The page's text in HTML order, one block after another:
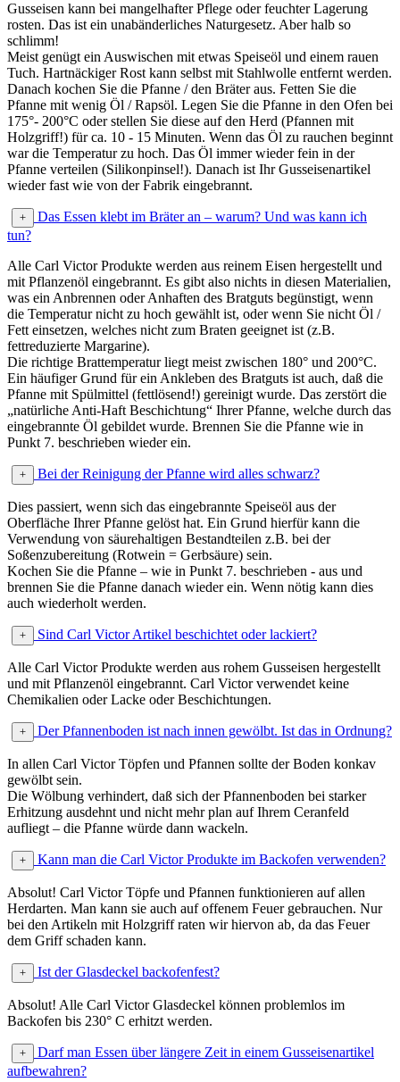
Gusseisen kann bei mangelhafter Pflege oder feuchter Lagerung
rosten. Das ist ein unabänderliches Naturgesetz. Aber halb so
schlimm!
Meist genügt ein Auswischen mit etwas Speiseöl und einem rauen
Tuch. Hartnäckiger Rost kann selbst mit Stahlwolle entfernt werden.
Danach kochen Sie die Pfanne / den Bräter aus. Fetten Sie die
Pfanne mit wenig Öl / Rapsöl. Legen Sie die Pfanne in den Ofen bei
175°- 200°C oder stellen Sie diese auf den Herd (Pfannen mit
Holzgriff!) für ca. 10 - 15 Minuten. Wenn das Öl zu rauchen beginnt
war die Temperatur zu hoch. Das Öl immer wieder fein in der
Pfanne verteilen (Silikonpinsel!). Danach ist Ihr Gusseisenartikel
wieder fast wie von der Fabrik eingebrannt.
Das Essen klebt im Bräter an – warum? Und was kann ich
tun?
Alle Carl Victor Produkte werden aus reinem Eisen hergestellt und
mit Pflanzenöl eingebrannt. Es gibt also nichts in diesen Materialien,
was ein Anbrennen oder Anhaften des Bratguts begünstigt, wenn
die Temperatur nicht zu hoch gewählt ist, oder wenn Sie nicht Öl /
Fett einsetzen, welches nicht zum Braten geeignet ist (z.B.
fettreduzierte Margarine).
Die richtige Brattemperatur liegt meist zwischen 180° und 200°C.
Ein häufiger Grund für ein Ankleben des Bratguts ist auch, daß die
Pfanne mit Spülmittel (fettlösend!) gereinigt wurde. Das zerstört die
„natürliche Anti-Haft Beschichtung“ Ihrer Pfanne, welche durch das
eingebrannte Öl gebildet wurde. Brennen Sie die Pfanne wie in
Punkt 7. beschrieben wieder ein.
Bei der Reinigung der Pfanne wird alles schwarz?
Dies passiert, wenn sich das eingebrannte Speiseöl aus der
Oberfläche Ihrer Pfanne gelöst hat. Ein Grund hierfür kann die
Verwendung von säurehaltigen Bestandteilen z.B. bei der
Soßenzubereitung (Rotwein = Gerbsäure) sein.
Kochen Sie die Pfanne – wie in Punkt 7. beschrieben - aus und
brennen Sie die Pfanne danach wieder ein. Wenn nötig kann dies
auch wiederholt werden.
Sind Carl Victor Artikel beschichtet oder lackiert?
Alle Carl Victor Produkte werden aus rohem Gusseisen hergestellt
und mit Pflanzenöl eingebrannt. Carl Victor verwendet keine
Chemikalien oder Lacke oder Beschichtungen.
Der Pfannenboden ist nach innen gewölbt. Ist das in Ordnung?
In allen Carl Victor Töpfen und Pfannen sollte der Boden konkav
gewölbt sein.
Die Wölbung verhindert, daß sich der Pfannenboden bei starker
Erhitzung ausdehnt und nicht mehr plan auf Ihrem Ceranfeld
aufliegt – die Pfanne würde dann wackeln.
Kann man die Carl Victor Produkte im Backofen verwenden?
Absolut! Carl Victor Töpfe und Pfannen funktionieren auf allen
Herdarten. Man kann sie auch auf offenem Feuer gebrauchen. Nur
bei den Artikeln mit Holzgriff raten wir hiervon ab, da das Feuer
dem Griff schaden kann.
Ist der Glasdeckel backofenfest?
Absolut! Alle Carl Victor Glasdeckel können problemlos im
Backofen bis 230° C erhitzt werden.
Darf man Essen über längere Zeit in einem Gusseisenartikel
aufbewahren?